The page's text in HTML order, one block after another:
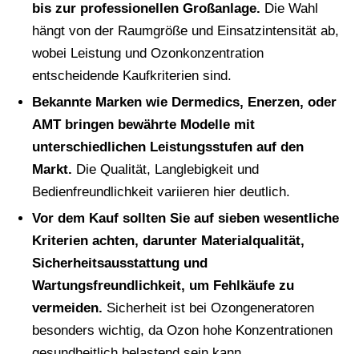
bis zur professionellen Großanlage. Die Wahl
hängt von der Raumgröße und Einsatzintensität ab,
wobei Leistung und Ozonkonzentration
entscheidende Kaufkriterien sind.
Bekannte Marken wie Dermedics, Enerzen, oder
AMT bringen bewährte Modelle mit
unterschiedlichen Leistungsstufen auf den
Markt. Die Qualität, Langlebigkeit und
Bedienfreundlichkeit variieren hier deutlich.
Vor dem Kauf sollten Sie auf sieben wesentliche
Kriterien achten, darunter Materialqualität,
Sicherheitsausstattung und
Wartungsfreundlichkeit, um Fehlkäufe zu
vermeiden. Sicherheit ist bei Ozongeneratoren
besonders wichtig, da Ozon hohe Konzentrationen